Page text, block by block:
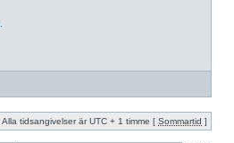
Alla tidsangivelser är UTC + 1 timme [ Sommartid ]